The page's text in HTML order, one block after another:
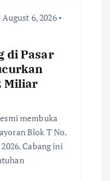
August 6, 2026
di Pasar
Miliar
membuka
Blok T No.
Cabang ini